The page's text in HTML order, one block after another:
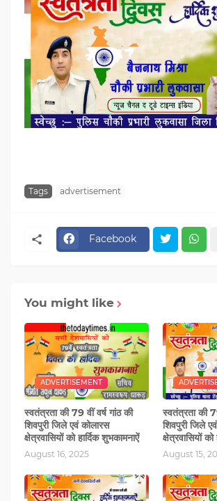
Tags advertisement
Facebook
You might like
ADVERTISEMENT
स्वतंत्रता की 79 वीं वर्ष गांठ की
शिवपुरी जिले एवं कोलारस
क्षेत्रवासियों को हार्दिक शुभकामनाऐं
August 16, 2025
स्वतंत्रता की
शिवपुरी जिले
क्षेत्रवासियों
August 15,